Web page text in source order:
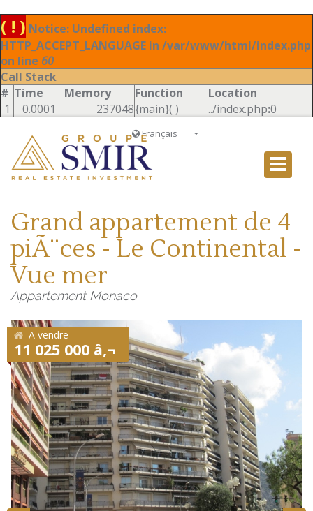
( ! ) Notice: Undefined index:
HTTP_ACCEPT_LANGUAGE in /var/www/html/index.php
on line 60
Call Stack
# Time Memory Function
Location
1
0.0001 237048{main}( ) ../index.php:0
Français
Italiano
Grand appartement de 4
piÃ¨ces - Le Continental -
Vue mer
Appartement Monaco
A vendre
11 025 000 â‚¬